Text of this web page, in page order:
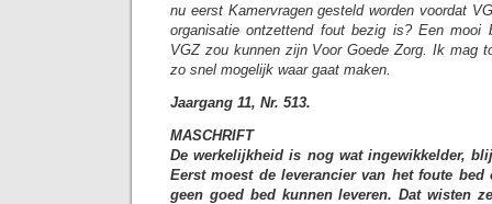
nu eerst Kamervragen gesteld worden voordat
organisatie ontzettend fout bezig is? Een mooi
VGZ zou kunnen zijn Voor Goede Zorg. Ik mag
zo snel mogelijk waar gaat maken.
Jaargang 11, Nr. 513.
MASCHRIFT
De werkelijkheid is nog wat ingewikkelder,
Eerst moest de leverancier van het foute bed
geen goed bed kunnen leveren. Dat wisten